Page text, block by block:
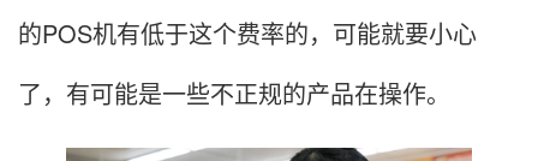
的POS机有低于这个费率的，可能就要小心
了，有可能是一些不正规的产品在操作。